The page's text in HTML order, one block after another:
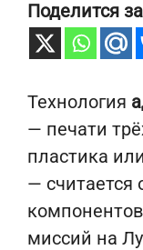
Поделится
Технология
— печати
пластика
—
миссий на